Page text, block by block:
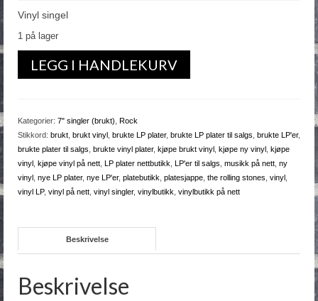
FAQ
Vinyl singel
1 på lager
Stones
satisfaction
antall
LEGG I HANDLEKURV
Kategorier: 7" singler (brukt)
Rock
Stikkord: brukt brukt vinyl brukte LP plater, brukte LP plater til salgs brukte LP'er,
brukte plater til salgs
brukte vinyl plater, kjøpe brukt vinyl kjøpe ny vinyl
kjøpe
vinyl
kjøpe vinyl på nett LP plater nettbutikk LP'er til salgs musikk på nett ny
vinyl
nye LP plater, nye LP'er, platebutikk platesjappe the rolling stones vinyl
vinyl LP, vinyl på nett vinyl singler, vinylbutikk vinylbutikk på nett
Beskrivelse
Beskrivelse